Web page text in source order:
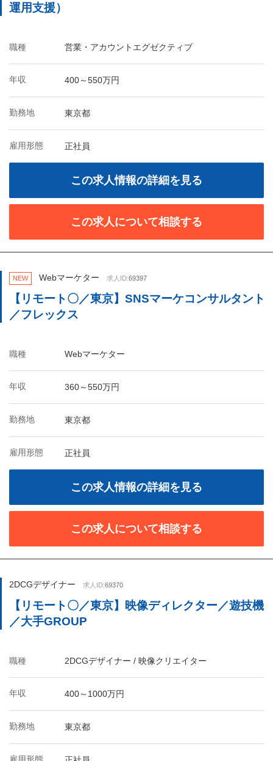
運用支援）
職種 営業・アカウントエグゼクティブ
年収 400～550万円
勤務地 東京都
雇用形態 正社員
この求人情報の詳細を見る
この求人について相談する
NEW Webマーケター 求人ID:69397
【リモート〇／東京】SNSマーケコンサルタント
／フレックス
職種 Webマーケター
年収 360～550万円
勤務地 東京都
雇用形態 正社員
この求人情報の詳細を見る
この求人について相談する
2DCGデザイナー 求人ID:69370
【リモート〇／東京】映像ディレクター／遊技機
／大手GROUP
職種 2DCGデザイナー / 映像クリエイター
年収 400～1000万円
勤務地 東京都